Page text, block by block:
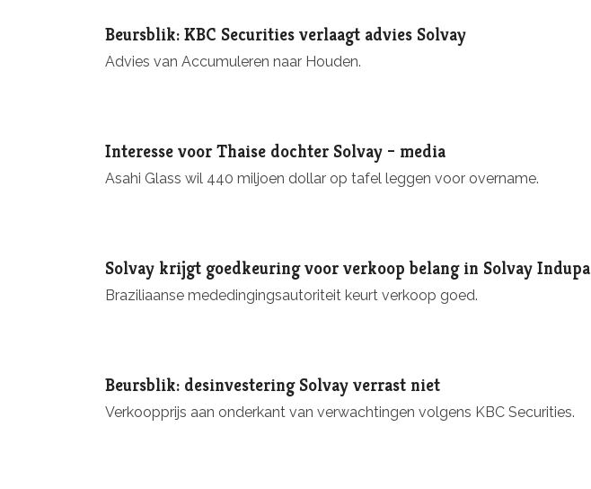
Beursblik: KBC Securities verlaagt advies Solvay
Advies van Accumuleren naar Houden.
Interesse voor Thaise dochter Solvay – media
Asahi Glass wil 440 miljoen dollar op tafel leggen voor overname.
Solvay krijgt goedkeuring voor verkoop belang in Solvay Indupa
Braziliaanse mededingingsautoriteit keurt verkoop goed.
Beursblik: desinvestering Solvay verrast niet
Verkoopprijs aan onderkant van verwachtingen volgens KBC Securities.